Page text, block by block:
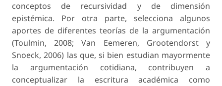
conceptos de recursividad y de dimensión
epistémica. Por otra parte, selecciona algunos
aportes de diferentes teorías de la argumentación
(Toulmin, 2008; Van Eemeren, Grootendorst y
Snoeck, 2006) las que, si bien estudian mayormente
la argumentación cotidiana, contribuyen a
conceptualizar la escritura académica como